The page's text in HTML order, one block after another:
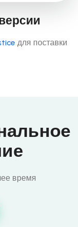
для поставки
время